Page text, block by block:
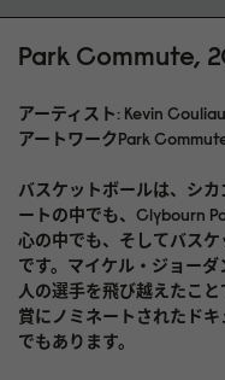
Park Commute,
アーティスト: Kevin Couliau
アートワークPark
バスケットボールは、シ
ートの中でも、Clybourn
心の中でも、そしてバス
です。マイケル・ジョー
人の選手を飛び越えたこ
賞にノミネートされたド
でもあります。